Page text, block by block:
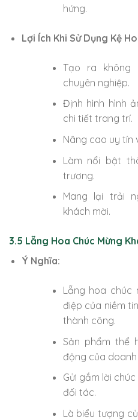
hứng.
Lợi Ích Khi Sử Dụng Kệ
Tạo ra không
chuyên nghiệp.
Định hình hình
chi tiết trang trí.
Nâng cao uy tín
Làm nổi bật
trương.
Mang lại trải
khách mời.
3.5 Lẵng Hoa Chúc Mừng
Ý Nghĩa:
Lẵng hoa chúc
điệp của niềm
thành công.
Sản phẩm thể
động của doanh
Gửi gắm lời
đối tác.
Là biểu tượng